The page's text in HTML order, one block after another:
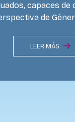
capaces
de
LEER MÁS